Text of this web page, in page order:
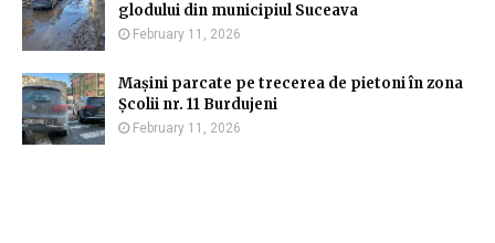
glodului din municipiul Suceava
February 11, 2026
Mașini parcate pe trecerea de pietoni în zona
Școlii nr. 11 Burdujeni
February 11, 2026